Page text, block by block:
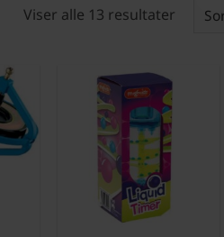
Viser alle 13 resultaterSortert